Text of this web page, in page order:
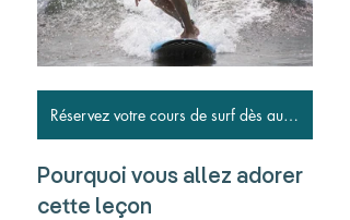
Réservez votre cours de surf dès aujourd&#39;hui
Pourquoi vous allez adorer
cette leçon